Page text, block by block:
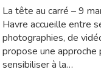
La tête au carré – 9
Havre accueille entre
photographies, de
propose une
sensibiliser à la…